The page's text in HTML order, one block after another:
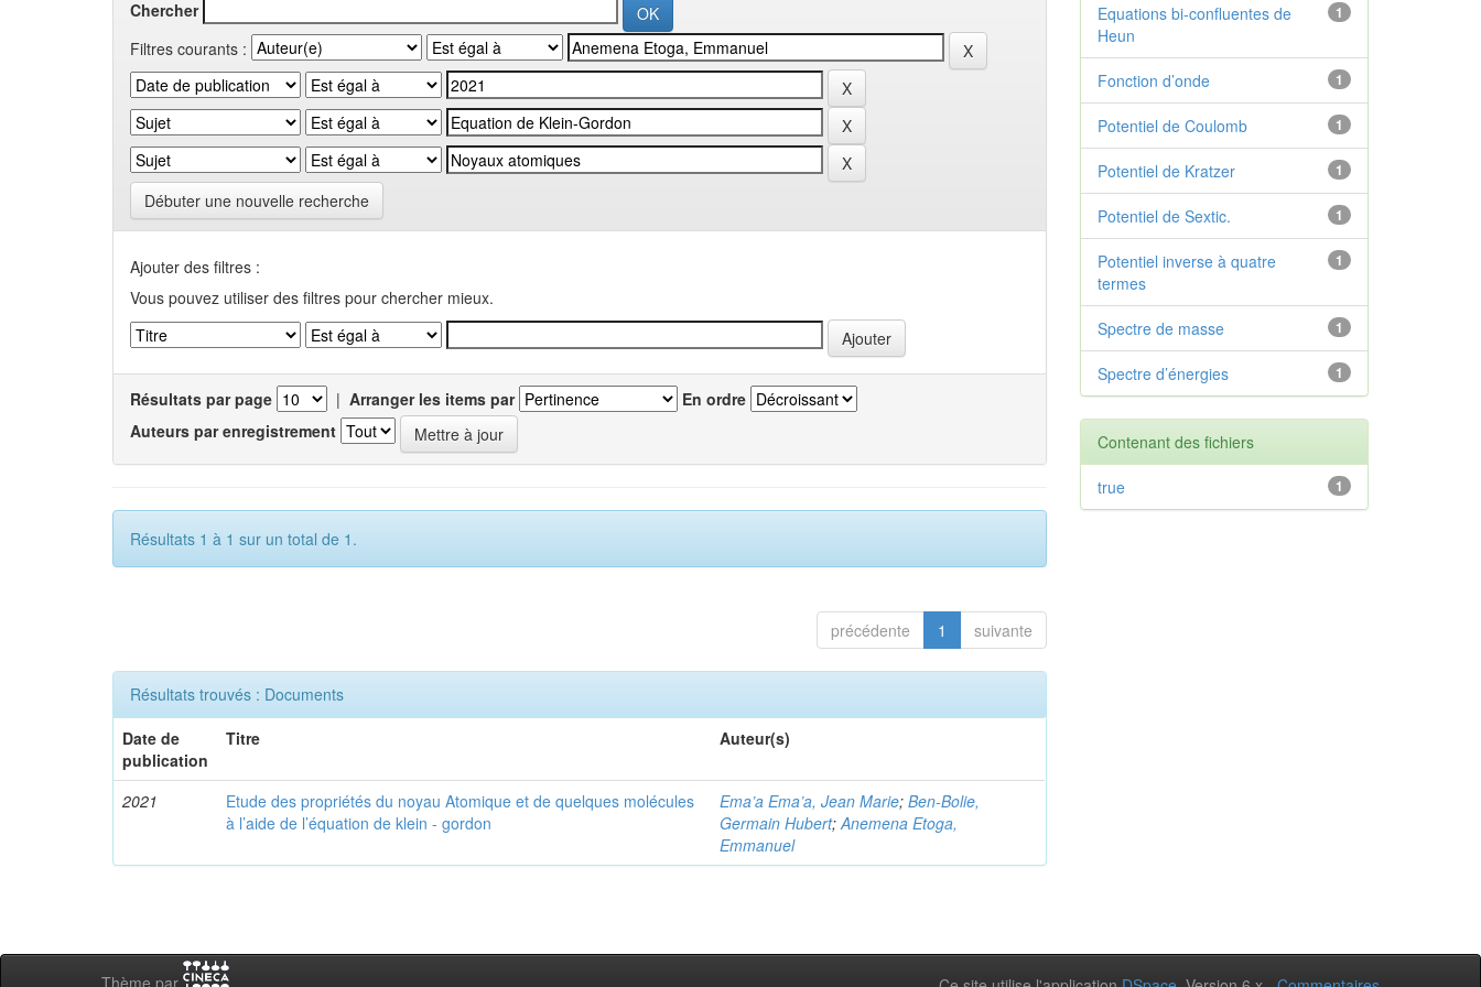
Chercher
Filtres courants :
Débuter une nouvelle recherche
Ajouter des filtres :
Vous pouvez utiliser des filtres pour chercher mieux.
Résultats par page | Arranger les items par
En ordre
Auteurs par enregistrement
Résultats 1 à 1 sur un total de 1.
précédente 1 suivante
Résultats trouvés : Documents
Date de
publication
Titre Auteur(s)
2021
Etude des propriétés du noyau Atomique et de quelques molécules
à l’aide de l’équation de klein - gordon
Ema’a Ema’a, Jean Marie;Ben-Bolie,
Germain Hubert;Anemena Etoga,
Emmanuel
1
Equations bi-confluentes de
Heun
1
Fonction d’onde
1
Potentiel de Coulomb
1
Potentiel de Kratzer
1
Potentiel de Sextic.
1
Potentiel inverse à quatre
termes
1
Spectre de masse
1
Spectre d’énergies
Contenant des fichiers
1
true
Thème par